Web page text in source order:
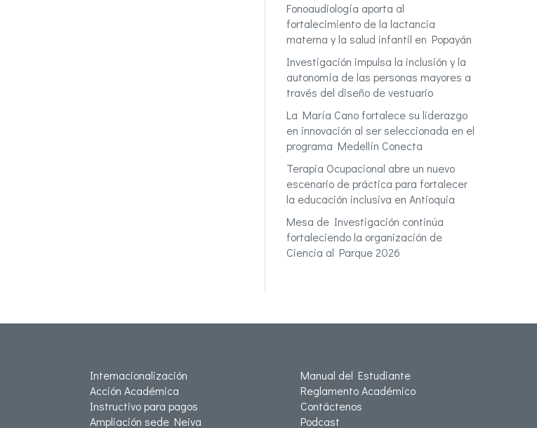
Fonoaudiología aporta al
fortalecimiento de la lactancia
materna y la salud infantil en Popayán
Investigación impulsa la inclusión y la
autonomía de las personas mayores a
través del diseño de vestuario
La María Cano fortalece su liderazgo
en innovación al ser seleccionada en el
programa Medellín Conecta
Terapia Ocupacional abre un nuevo
escenario de práctica para fortalecer
la educación inclusiva en Antioquia
Mesa de Investigación continúa
fortaleciendo la organización de
Ciencia al Parque 2026
Internacionalización
Acción Académica
Instructivo para pagos
Ampliación sede Neiva
Manual del Estudiante
Reglamento Académico
Contáctenos
Podcast